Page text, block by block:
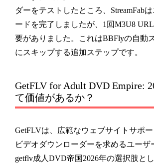
ダーをテストしたところ、StreamFab
ードを完了しましたが、1回M3U8
要がありました。これはBBFlyの自動
にスキップする追加ステップです。
GetFLV for Adult DVD Empire:
て価値があるか？
GetFLVは、広範なウェブサイトサポ
ビデオダウンローダーを求めるユー
getflv成人DVD帝国2026年の選択肢と